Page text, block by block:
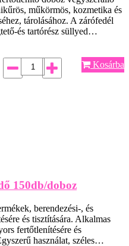
műkörmös, kozmetika és
tárolásához. A zárófedél
és tartórész süllyed…
Kosárba
150db/doboz
berendezési-, és
és tisztítására. Alkalmas
fertőtlenítésére és
használat, széles…